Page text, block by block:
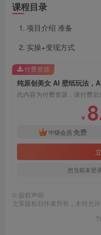
课程目录
项目介绍 准备
实操+变现方式
此内容为付费资源，请付费后
￥
中级会员 免费
您当前未登
付费资源
© 版权声明
文章版权归作者所有，未经允许